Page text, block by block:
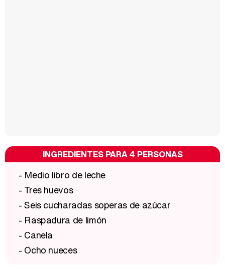
INGREDIENTES PARA 4 PERSONAS
- Medio libro de leche
- Tres huevos
- Seis cucharadas soperas de azúcar
- Raspadura de limón
- Canela
- Ocho nueces